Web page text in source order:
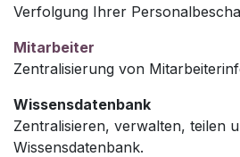
Verfolgung Ihrer
Mitarbeiter
Zentralisierung von
Wissensdatenbank
Zentralisieren, verwalten, teilen
Wissensdatenbank.